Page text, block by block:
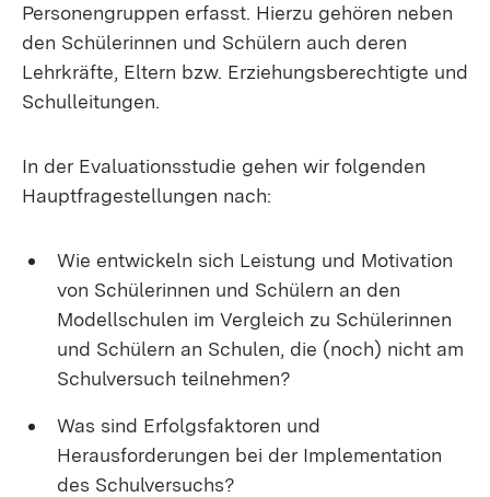
Personengruppen erfasst. Hierzu gehören neben
den Schülerinnen und Schülern auch deren
Lehrkräfte, Eltern bzw. Erziehungsberechtigte und
Schulleitungen.
In der Evaluationsstudie gehen wir folgenden
Hauptfragestellungen nach:
Wie entwickeln sich Leistung und Motivation
von Schülerinnen und Schülern an den
Modellschulen im Vergleich zu Schülerinnen
und Schülern an Schulen, die (noch) nicht am
Schulversuch teilnehmen?
Was sind Erfolgsfaktoren und
Herausforderungen bei der Implementation
des Schulversuchs?